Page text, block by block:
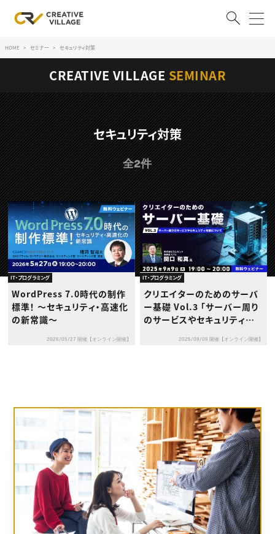
ログイン 会員登録
RECRUIT
クリエイター求人を探す
CREATIVE JOB求人検索
特集求人
採用説明会
転職支援サービス
CONTENTS
スキルアップしたい！
スキルアップしたい！ トップ
デザイン
プログラミング
動画配信・映像制作
編集・ライティング
マーケティング
ディレクション
業界解説・キャリア事情
お役立ち基礎知識
TOP Creator’s コラム
TOP Creator’s コラム トップ
Webクリエイター
アプリクリエイター
ゲームクリエイター
映像クリエイター
マーケッター
クリエイターインタビュー
セミナー
ニュース・トレンド
ニュース・トレンド トップ
プロフェッショナル×つながる×メディア
HOME セミナー セキュリティ対策
CREATIVE VILLAGE SEMINAR
セキュリティ対策
全2件
IT・プログラミング
WordPress 7.0時代の制作
標準！ 〜セキュリティ・高速化
の新常識〜
2026/05/27 開催【オンライン開催】
IT・プログラミング
クリエイターのためのサーバ
ー基礎 Vol.3 「サーバー周り
のサービスやセキュリティ対
2025/09/09 開催【オンライン開催】